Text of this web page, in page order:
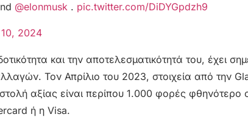
@elonmusk . pic.twitter.com/DiDYGpdzh9
2024
και την αποτελεσματικότητά του, έχει
Τον Απρίλιο του 2023, στοιχεία από την
αξίας είναι περίπου 1.000 φορές φθηνότερο
ή η Visa.